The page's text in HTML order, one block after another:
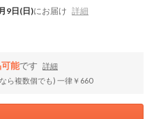
9日(日)にお届け 詳細
能です
詳細
ら複数個でも) 一律￥660